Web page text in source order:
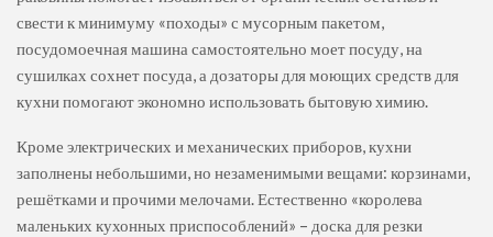
свести к минимуму «походы» с мусорным пакетом,
посудомоечная машина самостоятельно моет посуду, на
сушилках сохнет посуда, а дозаторы для моющих средств для
кухни помогают экономно использовать бытовую химию.
Кроме электрических и механических приборов, кухни
заполнены небольшими, но незаменимыми вещами: корзинами,
решётками и прочими мелочами. Естественно «королева
маленьких кухонных приспособлений» – доска для резки